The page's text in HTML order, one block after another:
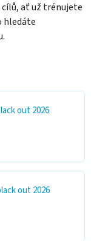
ať už trénujete
hledáte
out 2026
out 2026